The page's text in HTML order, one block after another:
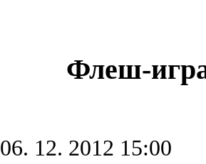
Флеш-
06. 12. 2012 15:00